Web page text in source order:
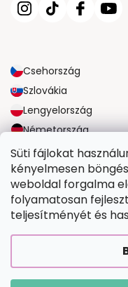
Süti fájlokat
kényelmesen
weboldal forgalma
folyamatosan
teljesítményét és
Csehország
Szlovákia
Lengyelország
Németország
Nagy-Britannia
MEGBÍZHATÓ
BIZTONSÁGOS FIZETÉSI